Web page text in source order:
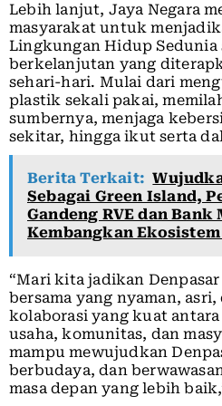
Lebih lanjut, Jaya Negara
masyarakat untuk
Lingkungan Hidup Sedunia
berkelanjutan yang
sehari-hari. Mulai dari
plastik sekali pakai,
sumbernya, menjaga
sekitar, hingga ikut serta
Berita Terkait:
Sebagai Green Island,
Gandeng RVE dan Bank
Kembangkan
“Mari kita jadikan
bersama yang nyaman,
kolaborasi yang kuat
usaha, komunitas, dan
mampu mewujudkan
berbudaya, dan
masa depan yang lebih